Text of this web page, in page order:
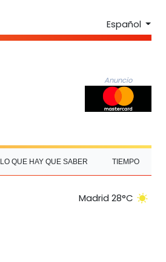
Español
Anuncio
LO QUE HAY QUE SABER TIEMPO
Madrid 28°C